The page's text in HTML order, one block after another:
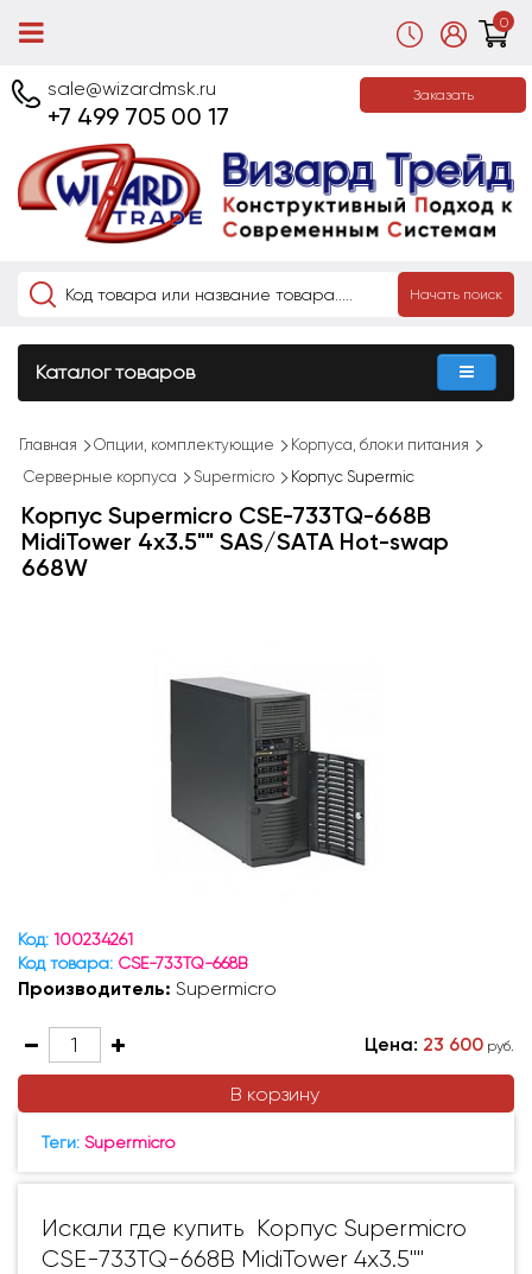
0
sale@wizardmsk.ru
+7 499 705 00 17
Заказать
Начать поиск
Каталог товаров
Главная Опции, комплектующие
Корпуса, блоки питания
Серверные корпуса
Supermicro Корпус Supermic
Корпус Supermicro CSE-733TQ-668B
MidiTower 4x3.5"" SAS/SATA Hot-swap
668W
Код: 100234261
Код товара: CSE-733TQ-668B
Производитель: Supermicro
В корзину
Цена: 23 600 руб.
Теги: Supermicro
Искали где купить Корпус Supermicro
CSE-733TQ-668B MidiTower 4x3.5""